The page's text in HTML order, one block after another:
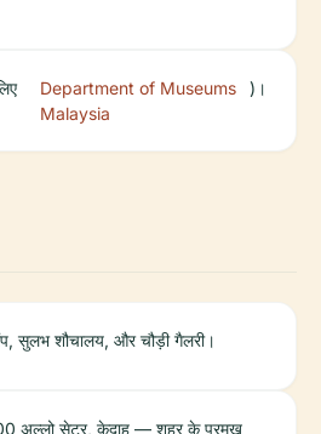
Department of Museums
Malaysia
)।
सुलभ शौचालय, और चौड़ी गैलरी।
अल्लो सेटर, केदाह — शहर के प्रमुख